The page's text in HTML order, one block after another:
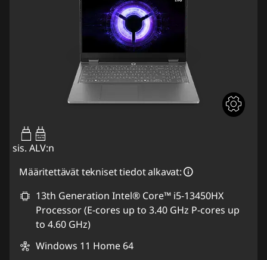
65W-100W
USB PD
sis. ALV:n
Määritettävät tekniset tiedot alkavat:
13th Generation Intel® Core™ i5-13450HX
Processor (E-cores up to 3.40 GHz P-cores up
to 4.60 GHz)
Windows 11 Home 64